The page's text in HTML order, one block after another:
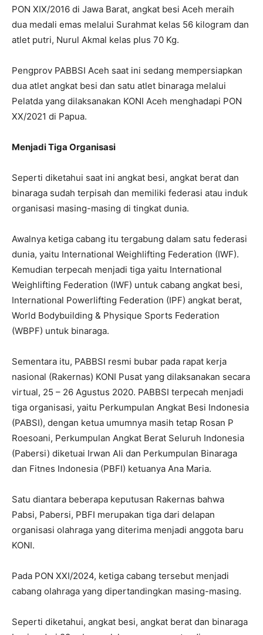
PON XIX/2016 di Jawa Barat, angkat besi Aceh meraih
dua medali emas melalui Surahmat kelas 56 kilogram dan
atlet putri, Nurul Akmal kelas plus 70 Kg.
Pengprov PABBSI Aceh saat ini sedang mempersiapkan
dua atlet angkat besi dan satu atlet binaraga melalui
Pelatda yang dilaksanakan KONI Aceh menghadapi PON
XX/2021 di Papua.
Menjadi Tiga Organisasi
Seperti diketahui saat ini angkat besi, angkat berat dan
binaraga sudah terpisah dan memiliki federasi atau induk
organisasi masing-masing di tingkat dunia.
Awalnya ketiga cabang itu tergabung dalam satu federasi
dunia, yaitu International Weighlifting Federation (IWF).
Kemudian terpecah menjadi tiga yaitu International
Weighlifting Federation (IWF) untuk cabang angkat besi,
International Powerlifting Federation (IPF) angkat berat,
World Bodybuilding & Physique Sports Federation
(WBPF) untuk binaraga.
Sementara itu, PABBSI resmi bubar pada rapat kerja
nasional (Rakernas) KONI Pusat yang dilaksanakan secara
virtual, 25 – 26 Agustus 2020. PABBSI terpecah menjadi
tiga organisasi, yaitu Perkumpulan Angkat Besi Indonesia
(PABSI), dengan ketua umumnya masih tetap Rosan P
Roesoani, Perkumpulan Angkat Berat Seluruh Indonesia
(Pabersi) diketuai Irwan Ali dan Perkumpulan Binaraga
dan Fitnes Indonesia (PBFI) ketuanya Ana Maria.
Satu diantara beberapa keputusan Rakernas bahwa
Pabsi, Pabersi, PBFI merupakan tiga dari delapan
organisasi olahraga yang diterima menjadi anggota baru
KONI.
Pada PON XXI/2024, ketiga cabang tersebut menjadi
cabang olahraga yang dipertandingkan masing-masing.
Seperti diketahui, angkat besi, angkat berat dan binaraga